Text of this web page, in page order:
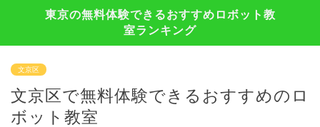
東京の無料体験できるおすすめロボット教
室ランキング
文京区
文京区で無料体験できるおすすめのロ
ボット教室